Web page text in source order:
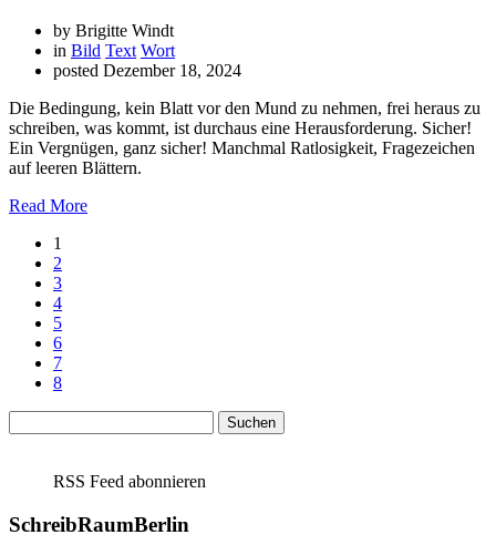
by Brigitte Windt
in Bild Text Wort
posted Dezember 18, 2024
Die Bedingung, kein Blatt vor den Mund zu nehmen, frei heraus zu
schreiben, was kommt, ist durchaus eine Herausforderung. Sicher!
Ein Vergnügen, ganz sicher! Manchmal Ratlosigkeit, Fragezeichen
auf leeren Blättern.
Read More
1
2
3
4
5
6
7
8
nach:
RSS Feed abonnieren
SchreibRaumBerlin